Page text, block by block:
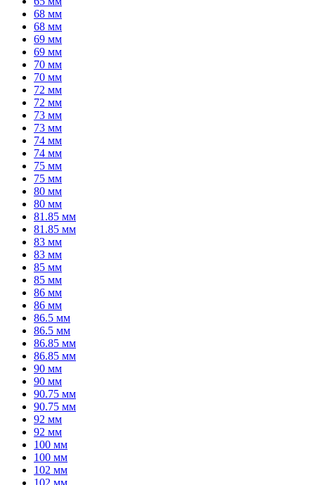
68 мм
68 мм
69 мм
69 мм
70 мм
70 мм
72 мм
72 мм
73 мм
73 мм
74 мм
74 мм
75 мм
75 мм
80 мм
80 мм
81.85 мм
81.85 мм
83 мм
83 мм
85 мм
85 мм
86 мм
86 мм
86.5 мм
86.5 мм
86.85 мм
86.85 мм
90 мм
90 мм
90.75 мм
90.75 мм
92 мм
92 мм
100 мм
100 мм
102 мм